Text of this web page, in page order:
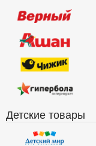
Детские товары